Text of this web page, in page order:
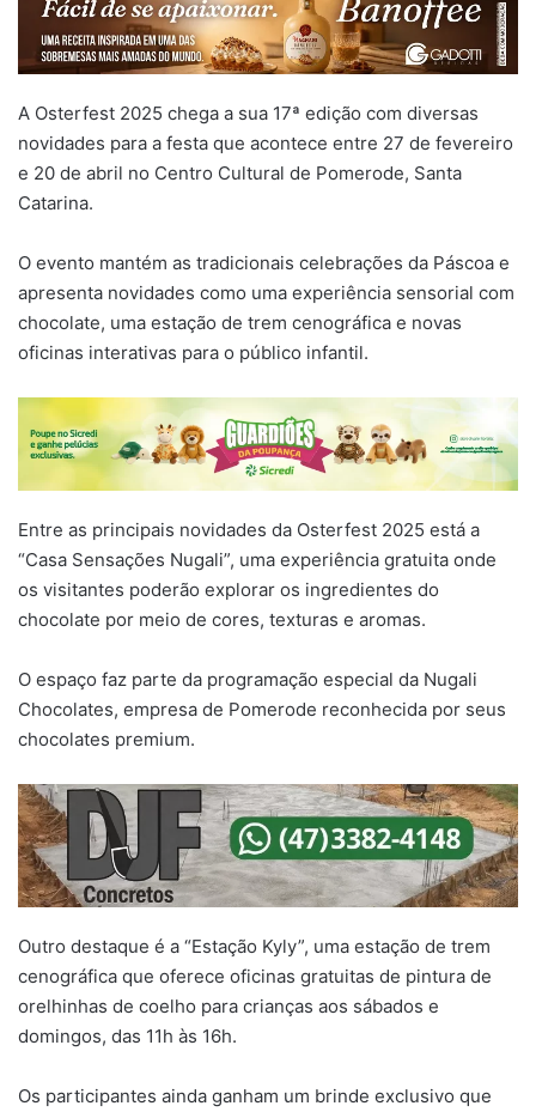
A Osterfest 2025 chega a sua 17ª edição com diversas
novidades para a festa que acontece entre 27 de fevereiro
e 20 de abril no Centro Cultural de Pomerode, Santa
Catarina.
O evento mantém as tradicionais celebrações da Páscoa e
apresenta novidades como uma experiência sensorial com
chocolate, uma estação de trem cenográfica e novas
oficinas interativas para o público infantil.
Entre as principais novidades da Osterfest 2025 está a
“Casa Sensações Nugali”, uma experiência gratuita onde
os visitantes poderão explorar os ingredientes do
chocolate por meio de cores, texturas e aromas.
O espaço faz parte da programação especial da Nugali
Chocolates, empresa de Pomerode reconhecida por seus
chocolates premium.
Outro destaque é a “Estação Kyly”, uma estação de trem
cenográfica que oferece oficinas gratuitas de pintura de
orelhinhas de coelho para crianças aos sábados e
domingos, das 11h às 16h.
Os participantes ainda ganham um brinde exclusivo que